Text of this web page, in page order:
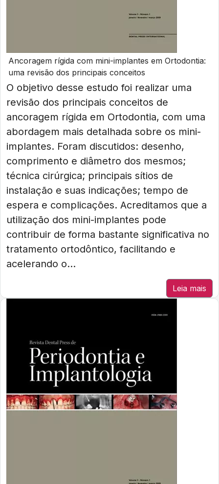
Ancoragem rígida com mini-implantes em Ortodontia:
uma revisão dos principais conceitos
O objetivo desse estudo foi realizar uma
revisão dos principais conceitos de
ancoragem rígida em Ortodontia, com uma
abordagem mais detalhada sobre os mini-
implantes. Foram discutidos: desenho,
comprimento e diâmetro dos mesmos;
técnica cirúrgica; principais sítios de
instalação e suas indicações; tempo de
espera e complicações. Acreditamos que a
utilização dos mini-implantes pode
contribuir de forma bastante significativa no
tratamento ortodôntico, facilitando e
acelerando o...
Leia mais